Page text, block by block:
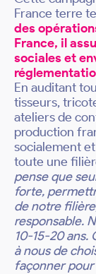
France terre
des
France, il
sociales et
En auditant
tisseurs,
ateliers de
production
socialement
toute une
pense que
forte,
de notre
responsable.
10-15-20 ans.
à nous de
façonner